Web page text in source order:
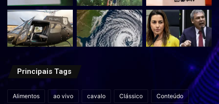
Principais Tags
Alimentos ao vivo cavalo Clássico Conteúdo